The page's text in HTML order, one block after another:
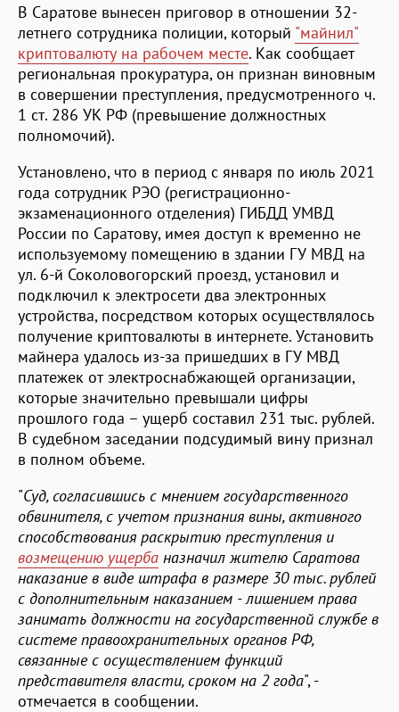
В Саратове вынесен приговор в отношении 32-
летнего сотрудника полиции, который "майнил"
криптовалюту на рабочем месте. Как сообщает
региональная прокуратура, он признан виновным
в совершении преступления, предусмотренного ч.
1 ст. 286 УК РФ (превышение должностных
полномочий).
Установлено, что в период с января по июль 2021
года сотрудник РЭО (регистрационно-
экзаменационного отделения) ГИБДД УМВД
России по Саратову, имея доступ к временно не
используемому помещению в здании ГУ МВД на
ул. 6-й Соколовогорский проезд, установил и
подключил к электросети два электронных
устройства, посредством которых осуществлялось
получение криптовалюты в интернете. Установить
майнера удалось из-за пришедших в ГУ МВД
платежек от электроснабжающей организации,
которые значительно превышали цифры
прошлого года – ущерб составил 231 тыс. рублей.
В судебном заседании подсудимый вину признал
в полном объеме.
"Суд, согласившись с мнением государственного
обвинителя, с учетом признания вины, активного
способствования раскрытию преступления и
возмещению ущерба назначил жителю Саратова
наказание в виде штрафа в размере 30 тыс. рублей
с дополнительным наказанием - лишением права
занимать должности на государственной службе в
системе правоохранительных органов РФ,
связанные с осуществлением функций
представителя власти, сроком на 2 года", -
отмечается в сообщении.